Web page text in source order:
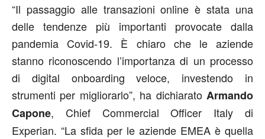
“Il passaggio alle transazioni online è stata una
delle tendenze più importanti provocate dalla
pandemia Covid-19. È chiaro che le aziende
stanno riconoscendo l’importanza di un processo
di digital onboarding veloce, investendo in
strumenti per migliorarlo”, ha dichiarato Armando
Capone, Chief Commercial Officer Italy di
Experian. “La sfida per le aziende EMEA è quella